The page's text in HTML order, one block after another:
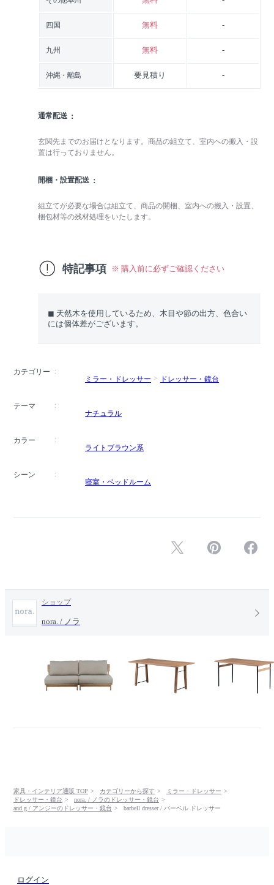
四国 無料 -
九州 無料 -
沖縄・離島 要見積り -
通常配送
玄関先までのお届けとなります。商品の組立て、室内への搬入・設
置は行っておりません。
開梱・設置配送
組立てが必要な場合は組立て、商品の開梱、室内への搬入・設置、
梱包材等の残材処理をいたします。
特記事項 ※ 購入前に必ずご確認ください
◼︎ 天然木を使用しているため、木目や節の出方、色合い
には個体差がございます。
カテゴリー
ミラー・ドレッサー
ドレッサー・鏡台
テーマ
ナチュラル
カラー
ライトブラウン系
シーン
寝室・ベッドルーム
ショップ
nora. / ノラ
家具・インテリア通販 TOP カテゴリーから探す
ミラー・ドレッサー
ドレッサー・鏡台
nora. / ノラのドレッサー・鏡台
and g / アンジーのドレッサー・鏡台
barbell dresser / バーベル ドレッサー
ログイン